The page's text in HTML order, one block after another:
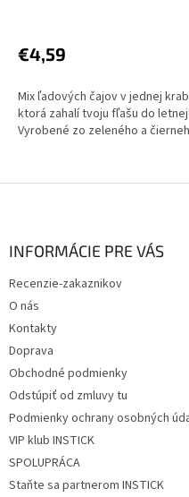
€4,59
Mix ľadových čajov v jednej
ktorá zahalí tvoju fľašu do
Vyrobené zo zeleného a
INFORMÁCIE PRE VÁS
Recenzie-zakaznikov
O nás
Kontakty
Doprava
Obchodné podmienky
Odstúpiť od zmluvy tu
Podmienky ochrany osobných
VIP klub INSTICK
SPOLUPRÁCA
Staňte sa partnerom INSTICK